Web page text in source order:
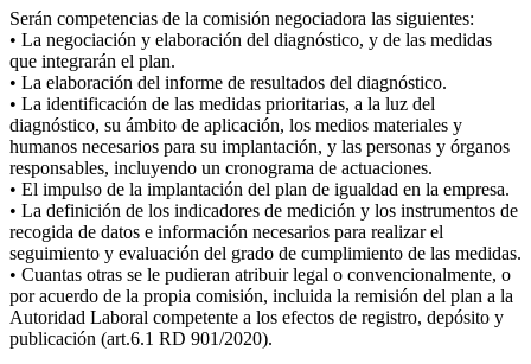
Serán competencias de la comisión negociadora las siguientes:
• La negociación y elaboración del diagnóstico, y de las medidas
que integrarán el plan.
• La elaboración del informe de resultados del diagnóstico.
• La identificación de las medidas prioritarias, a la luz del
diagnóstico, su ámbito de aplicación, los medios materiales y
humanos necesarios para su implantación, y las personas y órganos
responsables, incluyendo un cronograma de actuaciones.
• El impulso de la implantación del plan de igualdad en la empresa.
• La definición de los indicadores de medición y los instrumentos de
recogida de datos e información necesarios para realizar el
seguimiento y evaluación del grado de cumplimiento de las medidas.
• Cuantas otras se le pudieran atribuir legal o convencionalmente, o
por acuerdo de la propia comisión, incluida la remisión del plan a la
Autoridad Laboral competente a los efectos de registro, depósito y
publicación (art.6.1 RD 901/2020).